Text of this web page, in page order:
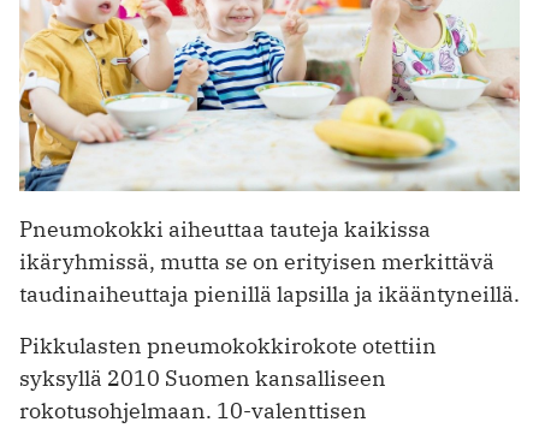
Pneumokokki aiheuttaa tauteja kaikissa
ikäryhmissä, mutta se on erityisen merkittävä
taudinaiheuttaja pienillä lapsilla ja ikääntyneillä.
Pikkulasten pneumokokkirokote otettiin
syksyllä 2010 Suomen kansalliseen
rokotusohjelmaan. 10-valenttisen